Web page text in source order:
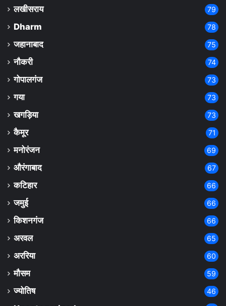
लखीसराय 79
Dharm 78
जहानाबाद 75
नौकरी 74
गोपालगंज 73
गया 73
खगड़िया 73
कैमूर 71
मनोरंजन 69
औरंगाबाद 67
कटिहार 66
जमुई 66
किशनगंज 66
अरवल 65
अररिया 60
मौसम 59
ज्योतिष 46